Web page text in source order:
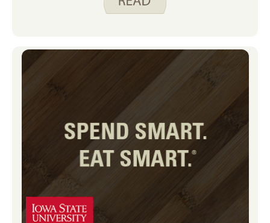
parfaite… jusqu’à ce que vous
j’admets que je suis coupable d’acheter
ces petits packs de protéines pratiques
à ranger dans mon déjeuner pour une
collation rapide l’après-midi avant de
me rendre à mon prochain événement.
Cependant, je pourrais repenser
combien je dépense pour ces packs.